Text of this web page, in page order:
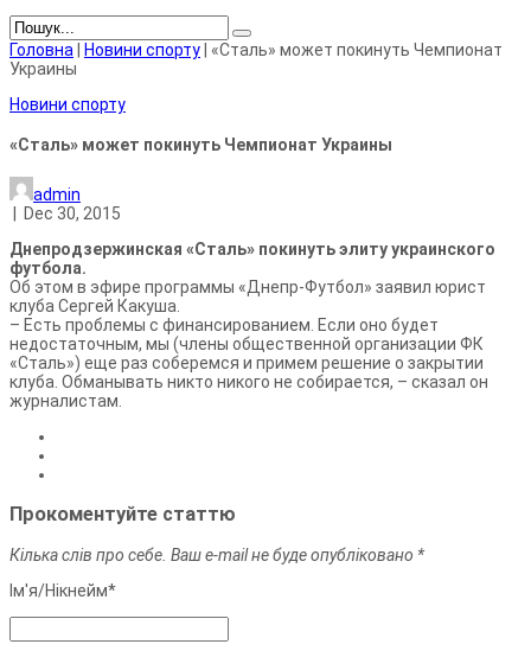
Головна Новини спорту
«Сталь» может покинуть Чемпионат
Украины
Новини спорту
«Сталь» может покинуть Чемпионат Украины
admin
Dec 30, 2015
Днепродзержинская «Сталь» покинуть элиту украинского
футбола.
Об этом в эфире программы «Днепр-Футбол» заявил юрист
клуба Сергей Какуша.
– Есть проблемы с финансированием. Если оно будет
недостаточным, мы (члены общественной организации ФК
«Сталь») еще раз соберемся и примем решение о закрытии
клуба. Обманывать никто никого не собирается, – сказал он
журналистам.
Прокоментуйте статтю
Кілька слів про себе. Ваш e-mail не буде опубліковано *
Ім'я/Нiкнейм*